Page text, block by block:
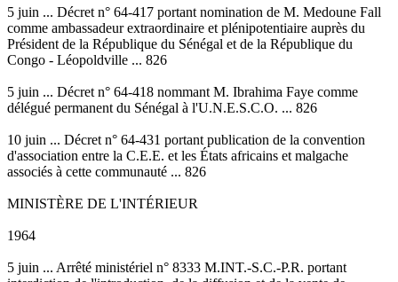
5 juin ... Décret n° 64-417 portant nomination de M. Medoune Fall
comme ambassadeur extraordinaire et plénipotentiaire auprès du
Président de la République du Sénégal et de la République du
Congo - Léopoldville ... 826
5 juin ... Décret n° 64-418 nommant M. Ibrahima Faye comme
délégué permanent du Sénégal à l'U.N.E.S.C.O. ... 826
10 juin ... Décret n° 64-431 portant publication de la convention
d'association entre la C.E.E. et les États africains et malgache
associés à cette communauté ... 826
MINISTÈRE DE L'INTÉRIEUR
1964
5 juin ... Arrêté ministériel n° 8333 M.INT.-S.C.-P.R. portant